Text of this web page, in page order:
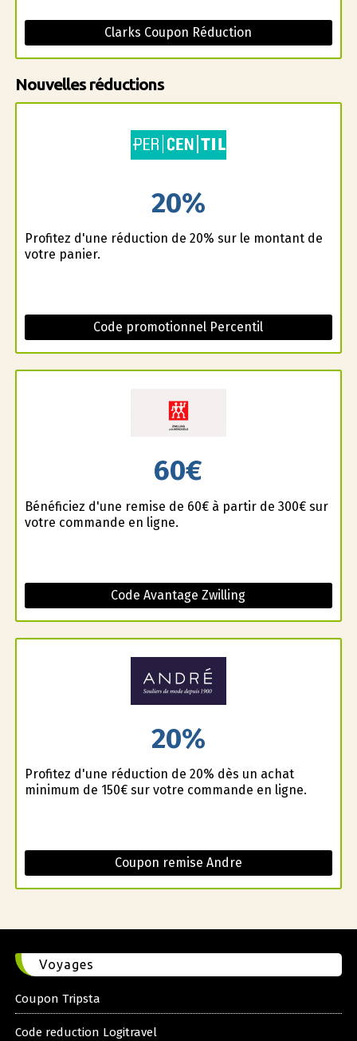
Clarks Coupon Réduction
Nouvelles réductions
20%
Profitez d'une réduction de 20% sur le montant de
votre panier.
Code promotionnel Percentil
60€
Bénéficiez d'une remise de 60€ à partir de 300€ sur
votre commande en ligne.
Code Avantage Zwilling
20%
Profitez d'une réduction de 20% dès un achat
minimum de 150€ sur votre commande en ligne.
Coupon remise Andre
Voyages
Coupon Tripsta
Code reduction Logitravel